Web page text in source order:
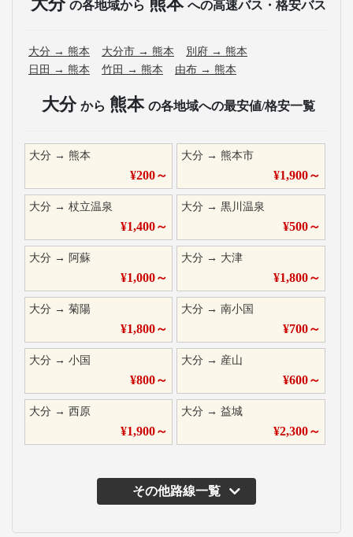
の各地域から への高速バス・格安バス
大分 → 熊本 大分市 → 熊本 別府 → 熊本
日田 → 熊本 竹田 → 熊本 由布 → 熊本
大分 から 熊本 の各地域への最安値/格安一覧
大分 → 熊本
¥200～
大分 →熊本市
¥1,900～
大分 → 杖立温泉
¥1,400～
大分 →黒川温泉
¥500～
大分 → 阿蘇
¥1,000～
大分 → 大津
¥1,800～
大分 → 菊陽
¥1,800～
大分 →南小国
¥700～
大分 → 小国
¥800～
大分 → 産山
¥600～
大分 → 西原
¥1,900～
大分 →益城
¥2,300～
その他路線一覧